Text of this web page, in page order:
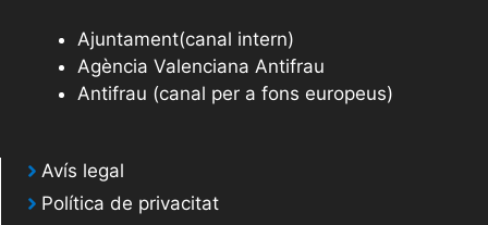
Ajuntament(canal intern)
Agència Valenciana Antifrau
Antifrau (canal per a fons europeus)
Avís legal
Política de privacitat